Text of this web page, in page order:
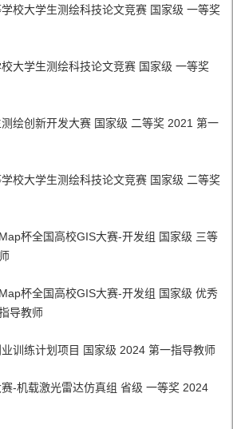
校大学生测绘科技论文竞赛 国家级 一等奖
大学生测绘科技论文竞赛 国家级 一等奖
绘创新开发大赛 国家级 二等奖 2021 第一
校大学生测绘科技论文竞赛 国家级 二等奖
杯全国高校GIS大赛-开发组 国家级 三等
杯全国高校GIS大赛-开发组 国家级 优秀
导教师
训练计划项目 国家级 2024 第一指导教师
-机载激光雷达仿真组 省级 一等奖 2024